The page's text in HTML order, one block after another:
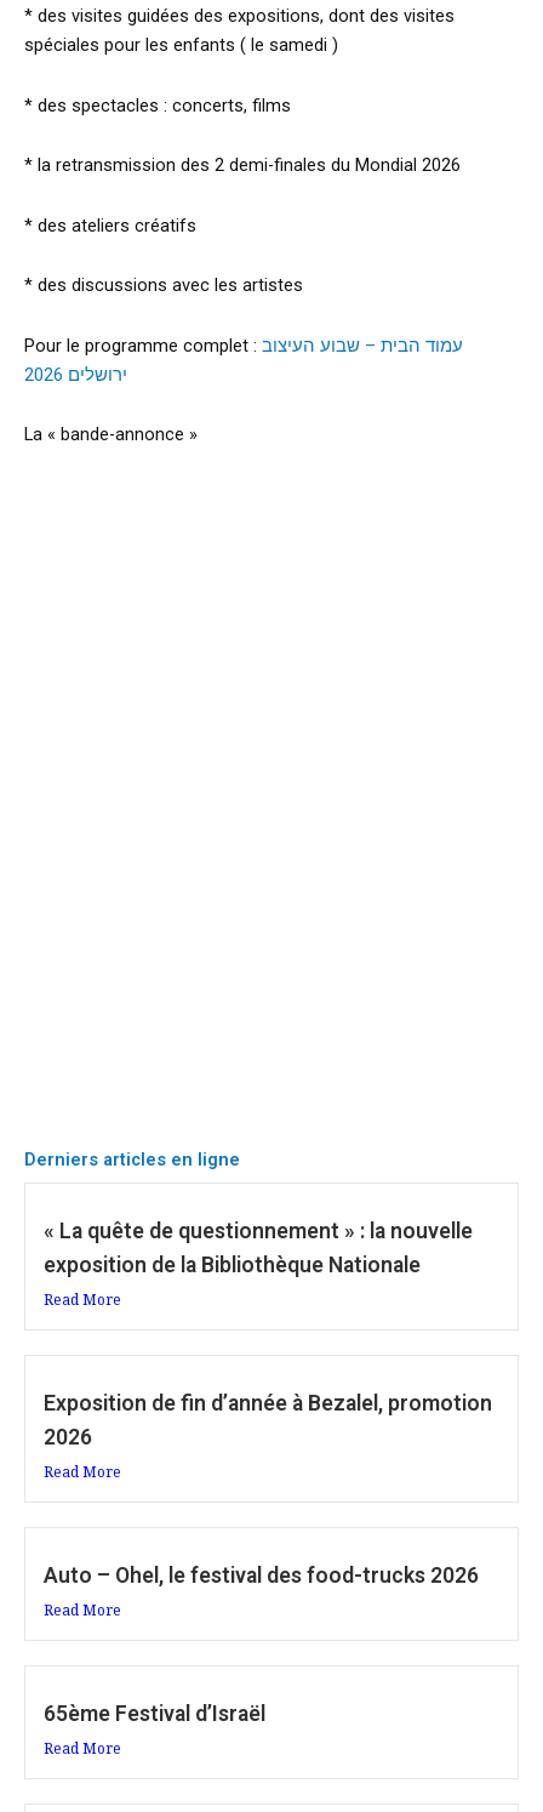
* des visites guidées des expositions, dont des visites
spéciales pour les enfants ( le samedi )
* des spectacles : concerts, films
* la retransmission des 2 demi-finales du Mondial 2026
* des ateliers créatifs
* des discussions avec les artistes
Pour le programme complet : עמוד הבית – שבוע העיצוב
ירושלים 2026
La « bande-annonce »
Derniers articles en ligne
« La quête de questionnement » : la nouvelle
exposition de la Bibliothèque Nationale
Read More
Exposition de fin d’année à Bezalel, promotion
2026
Read More
Auto – Ohel, le festival des food-trucks 2026
Read More
65ème Festival d’Israël
Read More